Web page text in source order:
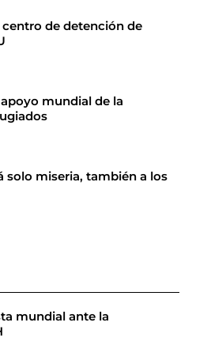
centro de detención de
mundial de la
solo miseria, también a los
mundial ante la